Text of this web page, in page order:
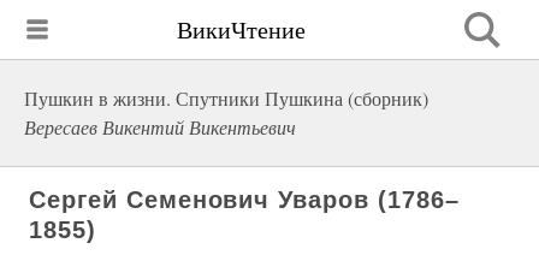
ВикиЧтение
Пушкин в жизни. Спутники Пушкина (сборник)
Вересаев Викентий Викентьевич
Сергей Семенович Уваров (1786–
1855)